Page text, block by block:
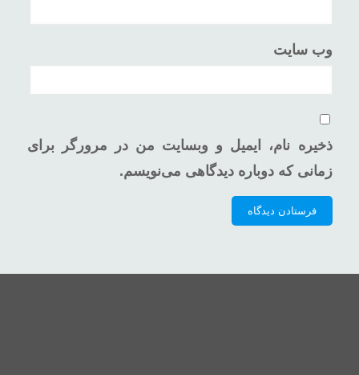
وب‌ سایت
ذخیره نام، ایمیل و وبسایت من در مرورگر برای
زمانی که دوباره دیدگاهی می‌نویسم.